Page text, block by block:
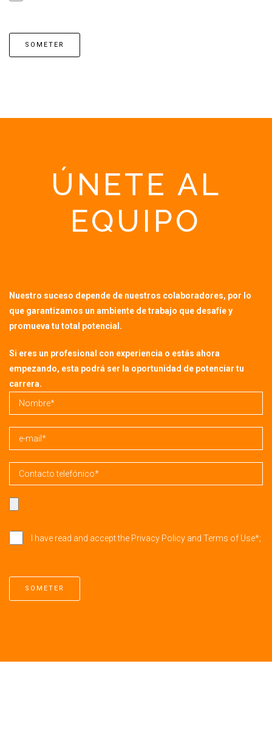
ÚNETE AL
EQUIPO
Nuestro suceso depende de nuestros colaboradores, por lo
que garantizamos un ambiente de trabajo que desafíe y
promueva tu total potencial.
Si eres un profesional con experiencia o estás ahora
empezando, esta podrá ser la oportunidad de potenciar tu
carrera.
I have read and acceptthe Privacy Policy and Terms of Use*;